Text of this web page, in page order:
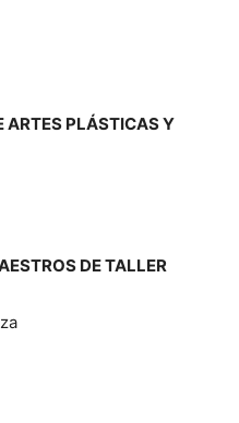
ARTES PLÁSTICAS Y
DE TALLER